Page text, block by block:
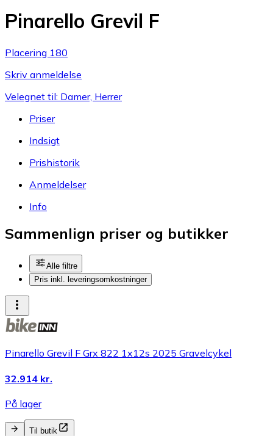
Pinarello Grevil F
Placering 180
Skriv anmeldelse
Velegnet til: Damer, Herrer
Priser
Indsigt
Prishistorik
Anmeldelser
Info
Sammenlign priser og butikker
Alle filtre
Pris inkl. leveringsomkostninger
Pinarello Grevil F Grx 822 1x12s 2025 Gravelcykel
32.914 kr.
På lager
Til butik